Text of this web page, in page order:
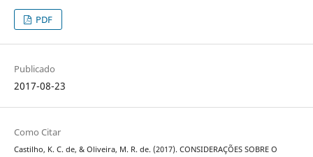
PDF
Publicado
2017-08-23
Como Citar
Castilho, K. C. de, & Oliveira, M. R. de. (2017). CONSIDERAÇÕES SOBRE O